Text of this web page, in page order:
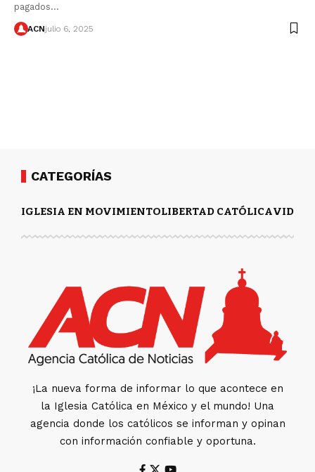
pagados…
ACNjulio 6, 2025
CATEGORÍAS
IGLESIA EN MOVIMIENTOLIBERTAD CATÓLICAVIDA
¡La nueva forma de informar lo que acontece en
la Iglesia Católica en México y el mundo! Una
agencia donde los católicos se informan y opinan
con información confiable y oportuna.